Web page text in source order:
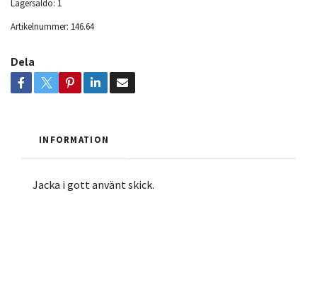
Lagersaldo: 1
Artikelnummer: 146.64
Dela
INFORMATION
Jacka i gott använt skick.